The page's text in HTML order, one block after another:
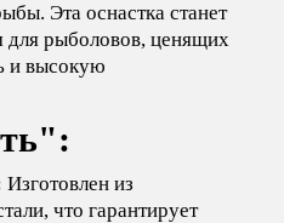
Эта оснастка станет
рыболовов, ценящих
и высокую
Изготовлен из
что гарантирует